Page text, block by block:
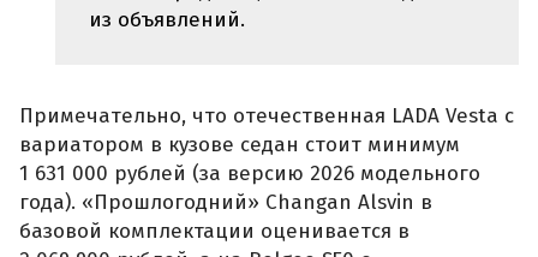
из объявлений.
Примечательно, что отечественная LADA Vesta с
вариатором в кузове седан стоит минимум
1 631 000 рублей (за версию 2026 модельного
года). «Прошлогодний» Changan Alsvin в
базовой комплектации оценивается в